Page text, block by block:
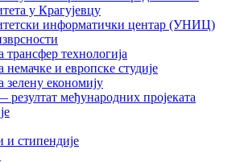
у Крагујевцу
информатички центар (УНИЦ)
трансфер технологија
немачке и европске студије
зелену економију
међународних пројеката
и стипендије